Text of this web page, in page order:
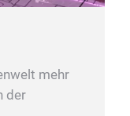
mehr
der